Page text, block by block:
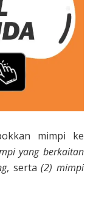
mimpi ke
yang berkaitan
, serta(2) mimpi